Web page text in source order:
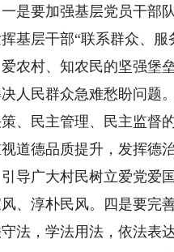
是要加强基层党员干部
基层干部“联系群众、
农村、知农民的坚强堡
人民群众急难愁盼问题
、民主管理、民主监督
道德品质提升，发挥德
导广大村民树立爱党爱
风、淳朴民风。四是要完
法，学法用法，依法表